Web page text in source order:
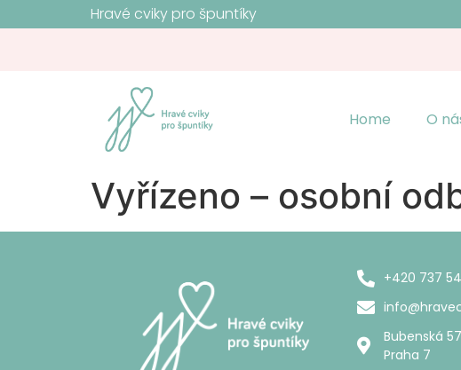
Hravé cviky pro špuntíky
Home O
Vyřízeno – osobní
+420 737
Bubenská
Praha 7​